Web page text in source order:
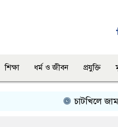
শিক্ষা ধর্ম ও জীবন প্রযুক্তি
চাটখিলে